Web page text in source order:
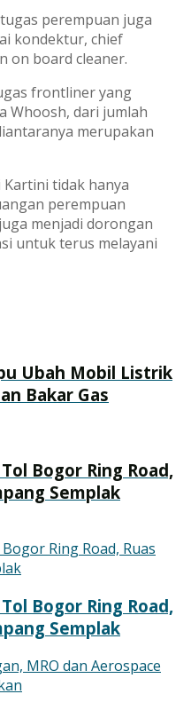
perempuan juga
kondektur, chief
on board cleaner.
frontliner yang
Whoosh, dari jumlah
merupakan
Kartini tidak hanya
perempuan
menjadi dorongan
untuk terus melayani
Ubah Mobil Listrik
Bakar Gas
Bogor Ring Road,
Semplak
Bogor Ring Road,
Semplak